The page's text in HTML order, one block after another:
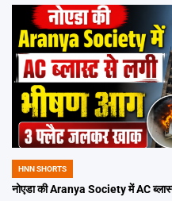
POSTED
IN
HNN SHORTS
नोएडा की Aranya Society में AC